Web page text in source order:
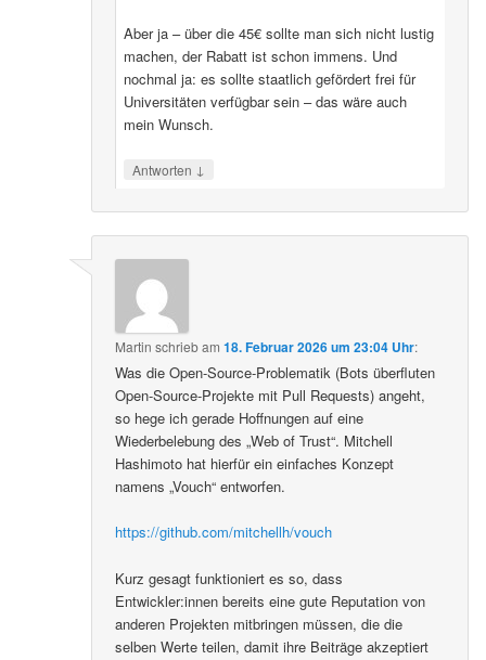
Aber ja – über die 45€ sollte man sich nicht lustig
machen, der Rabatt ist schon immens. Und
nochmal ja: es sollte staatlich gefördert frei für
Universitäten verfügbar sein – das wäre auch
mein Wunsch.
Antworten ↓
Martin schriebam18. Februar 2026 um 23:04 Uhr:
Was die Open-Source-Problematik (Bots überfluten
Open-Source-Projekte mit Pull Requests) angeht,
so hege ich gerade Hoffnungen auf eine
Wiederbelebung des „Web of Trust“. Mitchell
Hashimoto hat hierfür ein einfaches Konzept
namens „Vouch“ entworfen.
https://github.com/mitchellh/vouch
Kurz gesagt funktioniert es so, dass
Entwickler:innen bereits eine gute Reputation von
anderen Projekten mitbringen müssen, die die
selben Werte teilen, damit ihre Beiträge akzeptiert